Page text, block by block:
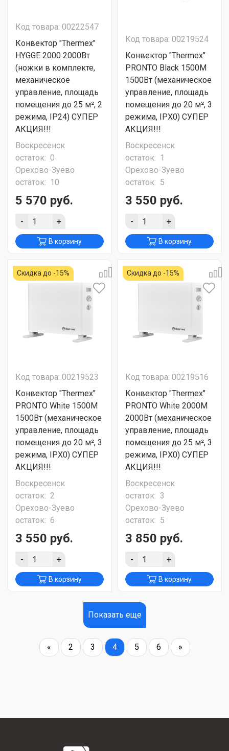
Код товара: 00222547
Конвектор "Thermex"
HYGGE 2000 2000Вт
(ножки в комплекте,
механическое
управление, площадь
помещения до 25 м², 2
режима, IP24) СУПЕР
АКЦИЯ!!!
Воскресенск
остаток: 0
Орехово-Зуево
остаток: 10
5 570 руб.
- +
В корзину
Код товара: 00219524
Конвектор "Thermex"
PRONTO Black 1500М
1500Вт (механическое
управление, площадь
помещения до 20 м², 3
режима, IPX0) СУПЕР
АКЦИЯ!!!
Воскресенск
остаток: 1
Орехово-Зуево
остаток: 5
3 550 руб.
- +
В корзину
Скидка до -15%
Код товара: 00219523
Конвектор "Thermex"
PRONTO White 1500М
1500Вт (механическое
управление, площадь
помещения до 20 м², 3
режима, IPX0) СУПЕР
АКЦИЯ!!!
Воскресенск
остаток: 2
Орехово-Зуево
остаток: 6
3 550 руб.
- +
В корзину
Скидка до -15%
Код товара: 00219516
Конвектор "Thermex"
PRONTO White 2000М
2000Вт (механическое
управление, площадь
помещения до 25 м², 3
режима, IPX0) СУПЕР
АКЦИЯ!!!
Воскресенск
остаток: 3
Орехово-Зуево
остаток: 5
3 850 руб.
- +
В корзину
Показать еще
« 2 3 4 5 6 »